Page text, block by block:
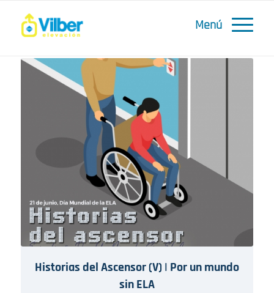
Historias del Ascensor (V) | Por un mundo
sin ELA